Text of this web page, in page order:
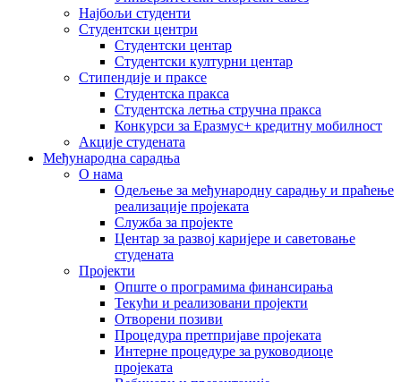
Најбољи студенти
Студентски центри
Студентски центар
Студентски културни центар
Стипендије и праксе
Студентска пракса
Студентска летња стручна пракса
Конкурси за Еразмус+ кредитну мобилност
Акције студената
Међународна сарадња
О нама
Одељење за међународну сарадњу и праћење
реализације пројеката
Служба за пројекте
Центар за развој каријере и саветовање
студената
Пројекти
Опште о програмима финансирања
Текући и реализовани пројекти
Отворени позиви
Процедура претпријаве пројеката
Интерне процедуре за руководиоце
пројеката